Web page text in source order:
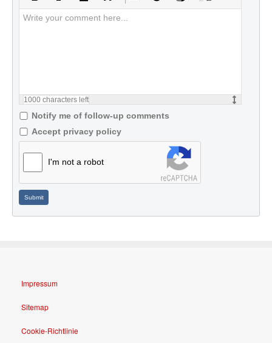
1000 characters left
Notify me of follow-up comments
Accept privacy policy
I'm not a robot
Submit
Impressum
Sitemap
Cookie-Richtlinie